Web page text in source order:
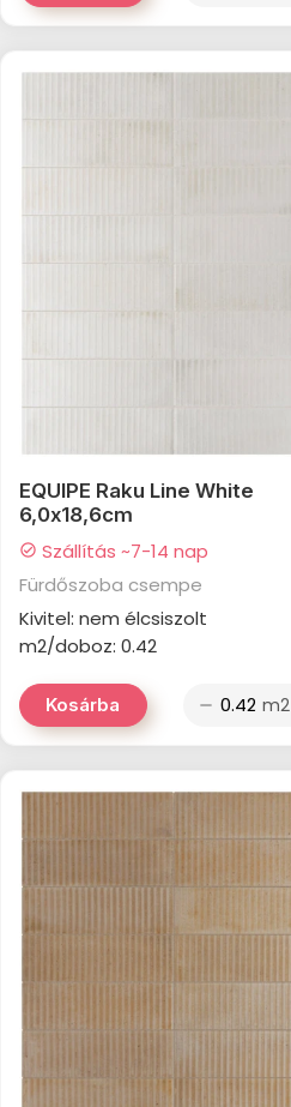
EQUIPE Raku Line White
6,0x18,6cm
check_circle Szállítás ~7-14 nap
Fürdőszoba csempe
Kivitel: nem élcsiszolt
m2/doboz: 0.42
Kosárba remove m2